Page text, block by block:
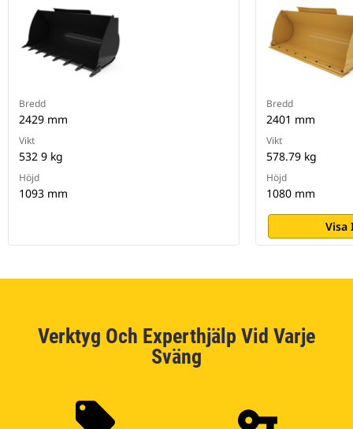
Bredd
2429 mm
Vikt
532 9 kg
Höjd
1093 mm
Bredd
2401 mm
Vikt
578.79 kg
Höjd
1080 mm
Visa
Verktyg Och Experthjälp Vid Varje
Sväng